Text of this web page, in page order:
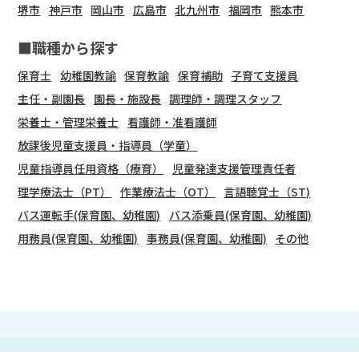
堺市 神戸市 岡山市 広島市 北九州市 福岡市 熊本市
■職種から探す
保育士 幼稚園教諭 保育教諭 保育補助 子育て支援員
主任・副園長 園長・施設長 調理師・調理スタッフ
栄養士・管理栄養士 看護師・准看護師
放課後児童支援員・指導員（学童）
児童指導員任用資格（療育）
児童発達支援管理責任者
理学療法士（PT）
作業療法士（OT）
言語聴覚士（ST)
バス運転手(保育園、幼稚園)
バス添乗員(保育園、幼稚園)
用務員(保育園、幼稚園) 事務員(保育園、幼稚園) その他